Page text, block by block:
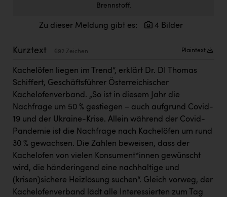
Jane Goodall Institute Austria
KEBA
KIWI Kinderwunsch Institut Dr. Loimer
KLIPP Frisör
Kleider Bauer
Kremsmüller Anlagenbau GmbH
Maximarkt
Oldtimer Raststationen und Motorhotels
Brennstoff.
Zu dieser Meldung gibt es: 4 Bilder
Kurztext 692 Zeichen Plaintext
Kachelöfen liegen im Trend“, erklärt Dr. DI Thomas
Schiffert, Geschäftsführer Österreichischer
Kachelofenverband. „So ist in diesem Jahr die
Nachfrage um 50 % gestiegen – auch aufgrund Covid-
19 und der Ukraine-Krise. Allein während der Covid-
Pandemie ist die Nachfrage nach Kachelöfen um rund
30 % gewachsen. Die Zahlen beweisen, dass der
Kachelofen von vielen Konsument*innen gewünscht
wird, die händeringend eine nachhaltige und
(krisen)sichere Heizlösung suchen“. Gleich vorweg, der
Kachelofenverband lädt alle Interessierten zum Tag